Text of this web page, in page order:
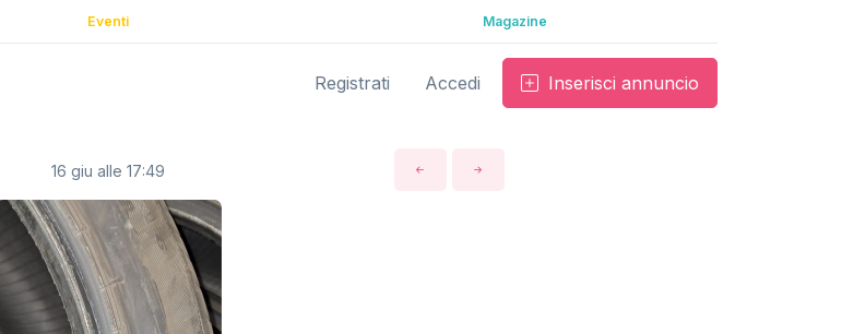
Eventi Magazine
Registrati Accedi Inserisci annuncio
16 giu alle 17:49